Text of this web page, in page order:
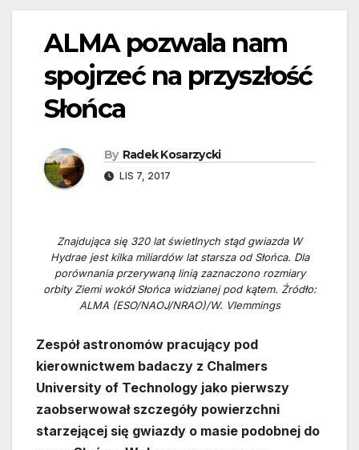
ALMA pozwala nam
spojrzeć na przyszłość
Słońca
By Radek Kosarzycki
LIS 7, 2017
Znajdująca się 320 lat świetlnych stąd gwiazda W
Hydrae jest kilka miliardów lat starsza od Słońca. Dla
porównania przerywaną linią zaznaczono rozmiary
orbity Ziemi wokół Słońca widzianej pod kątem. Źródło:
ALMA (ESO/NAOJ/NRAO)/W. Vlemmings
Zespół astronomów pracujący pod
kierownictwem badaczy z Chalmers
University of Technology jako pierwszy
zaobserwował szczegóły powierzchni
starzejącej się gwiazdy o masie podobnej do